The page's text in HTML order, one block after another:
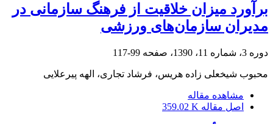
برآورد میزان خلاقیت از فرهنگ سازمانی در
مدیران سازمان‌های ورزشی
دوره 3، شماره 11، 1390، صفحه 99-117
محبوب شیخعلی زاده هریس، فرشاد تجاری، الهه پیرعلایی
مشاهده مقاله
اصل مقاله 359.02 K